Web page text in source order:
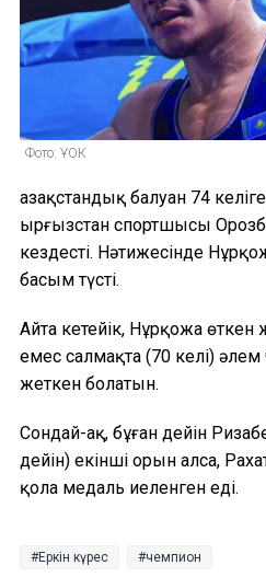
Фото: ҰОК
Қазақстандық балуан 74
Қырғызстан спортшысы
кездесті. Нәтижесінде
басым түсті.
Айта кетейік, Нұрқожа
емес салмақта (70 келі)
жеткен болатын.
Сондай-ақ, бұған дейін
дейін) екінші орын алса,
қола медаль иеленген еді.
Еркін күрес чемпион